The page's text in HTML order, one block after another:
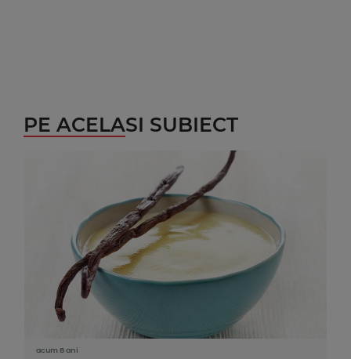
PE ACELASI SUBIECT
acum 8 ani